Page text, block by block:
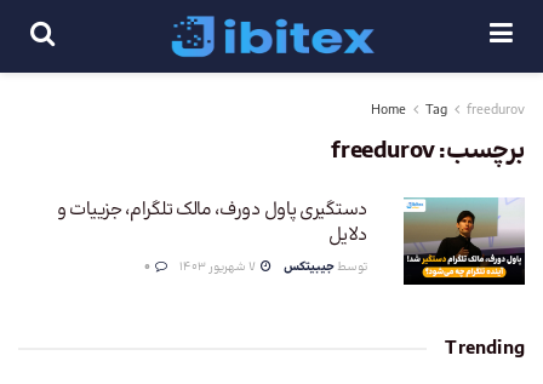
Home Tag freedurov
برچسب:freedurov
دستگیری پاول دورف، مالک تلگرام، جزییات و
دلایل
توسط جیبیتکس
Trending